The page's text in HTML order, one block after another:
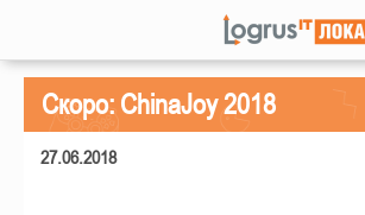
Скоро: ChinaJoy 2018
27.06.2018